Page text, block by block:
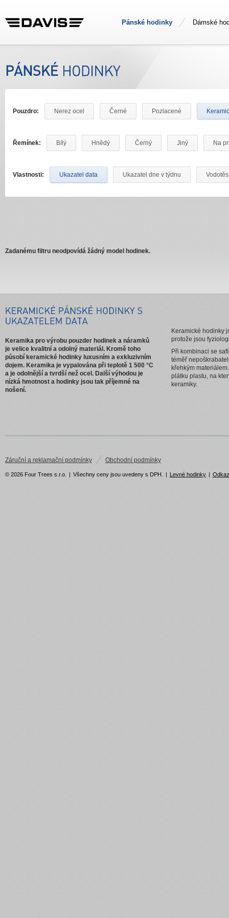
Pánské hodinky Dámské
Pouzdro: Nerez ocel Černé Pozlacené
Řemínek: Bílý Hnědý Černý Jiný Na
Vlastnosti: Ukazatel data Ukazatel dne v týdnu
Zadanému filtru neodpovídá žádný model hodinek.
Keramika pro výrobu pouzder hodinek a náramků
je velice kvalitní a odolný materiál. Kromě toho
působí keramické hodinky luxusním a exkluzivním
dojem. Keramika je vypalována při teplotě 1 500 °C
a je odolnější a tvrdší než ocel. Další výhodou je
nízká hmotnost a hodinky jsou tak příjemné na
nošení.
Keramické hodinky
protože jsou
Při kombinaci se
téměř
křehkým
plátku plastu, na
keramiky.
Záruční a reklamační podmínky Obchodní podmínky
© 2026 Four Trees s.r.o. Všechny ceny jsou uvedeny s DPH. Levné hodinky